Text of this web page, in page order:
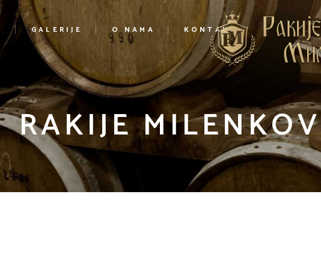
GALERIJE O NAMA KONTAKT
RAKIJE